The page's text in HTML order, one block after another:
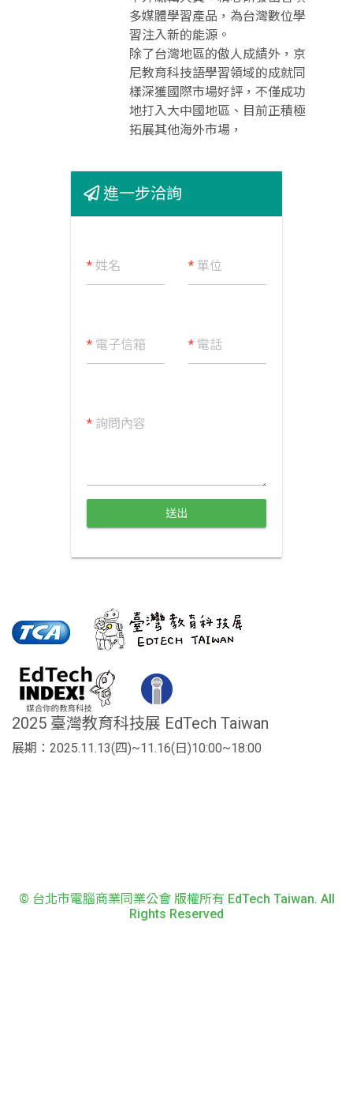
多媒體學習產品，為台灣數位學
習注入新的能源。
除了台灣地區的傲人成績外，京
尼教育科技語學習領域的成就同
樣深獲國際市場好評，不僅成功
地打入大中國地區、目前正積極
拓展其他海外市場，
進一步洽詢
*姓名 * 單位
*電子信箱 * 電話
*詢問內容
送出
2025 臺灣教育科技展 EdTech Taiwan
展期：2025.11.13(四)~11.16(日)10:00~18:00
© 台北市電腦商業同業公會 版權所有 EdTech Taiwan. All
Rights Reserved